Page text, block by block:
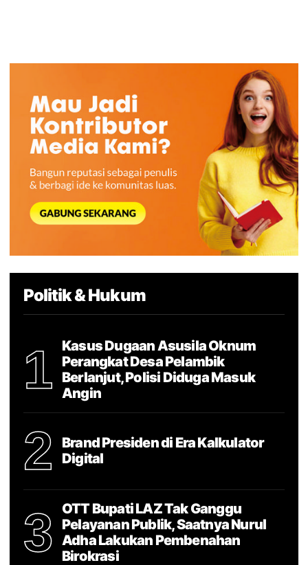
Politik & Hukum
1
Kasus Dugaan Asusila Oknum
Perangkat Desa Pelambik
Berlanjut, Polisi Diduga Masuk
Angin
2
Brand Presiden di Era Kalkulator
Digital
3
OTT Bupati LAZ Tak Ganggu
Pelayanan Publik, Saatnya Nurul
Adha Lakukan Pembenahan
Birokrasi